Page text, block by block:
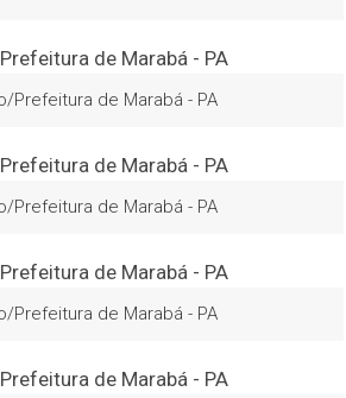
Prefeitura de Marabá - PA
Prefeitura de Marabá - PA
Prefeitura de Marabá - PA